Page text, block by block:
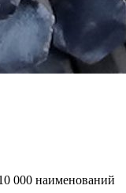
000 наименований